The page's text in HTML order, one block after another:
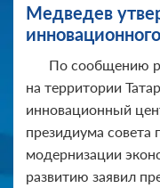
Медведев
По сообщению
на территории
инновационный
президиума
модернизации
развитию заявил